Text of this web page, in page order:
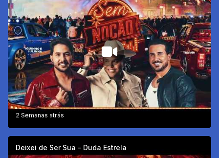
2 Semanas atrás
Deixei de Ser Sua - Duda Estrela